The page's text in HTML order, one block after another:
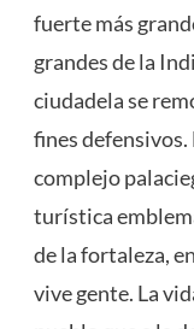
fuerte más
grandes de la
ciudadela se
fines defensivos.
complejo
turística
de la fortaleza,
vive gente. La